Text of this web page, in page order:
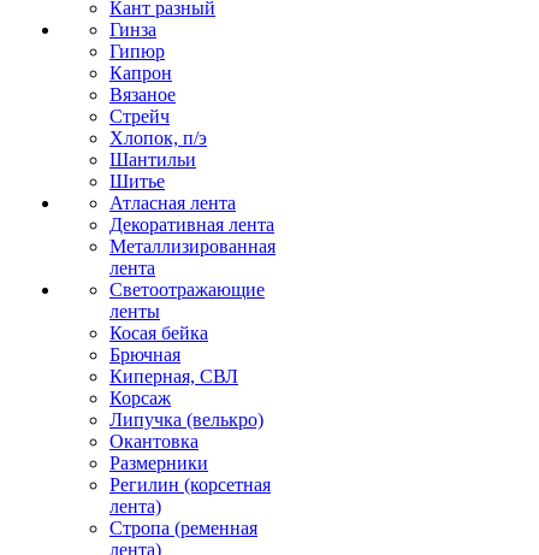
Кант разный
Гинза
Гипюр
Капрон
Вязаное
Стрейч
Хлопок, п/э
Шантильи
Шитье
Атласная лента
Декоративная лента
Металлизированная
лента
Светоотражающие
ленты
Косая бейка
Брючная
Киперная, СВЛ
Корсаж
Липучка (велькро)
Окантовка
Размерники
Регилин (корсетная
лента)
Стропа (ременная
лента)